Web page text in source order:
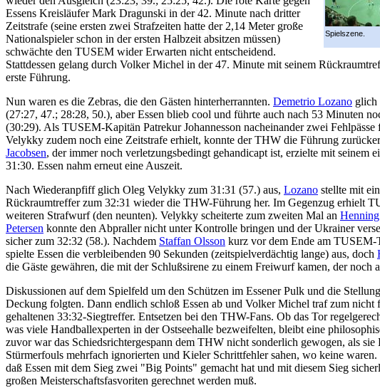
Spielszene.
Essens Kreisläufer Mark Dragunski in der 42. Minute nach dritter
Zeitstrafe (seine ersten zwei Strafzeiten hatte der 2,14 Meter große
Nationalspieler schon in der ersten Halbzeit absitzen müssen)
schwächte den TUSEM wider Erwarten nicht entscheidend.
Stattdessen gelang durch Volker Michel in der 47. Minute mit seinem
erste Führung.
Nun waren es die Zebras, die den Gästen hinterherrannten. Demetrio Lozano glich
(27:27, 47.; 28:28, 50.), aber Essen blieb cool und führte auch nach 53 Minuten
(30:29). Als TUSEM-Kapitän Patrekur Johannesson nacheinander zwei Fehlpässe
Velykky zudem noch eine Zeitstrafe erhielt, konnte der THW die Führung
Jacobsen, der immer noch verletzungsbedingt gehandicapt ist, erzielte mit seinem
31:30. Essen nahm erneut eine Auszeit.
Nach Wiederanpfiff glich Oleg Velykky zum 31:31 (57.) aus, Lozano stellte mit
Rückraumtreffer zum 32:31 wieder die THW-Führung her. Im Gegenzug erhielt
weiteren Strafwurf (den neunten). Velykky scheiterte zum zweiten Mal an
Petersen konnte den Abpraller nicht unter Kontrolle bringen und der Ukrainer
sicher zum 32:32 (58.). Nachdem Staffan Olsson kurz vor dem Ende am TUSEM-
spielte Essen die verbleibenden 90 Sekunden (zeitspielverdächtig lange) aus, doch
die Gäste gewähren, die mit der Schlußsirene zu einem Freiwurf kamen, der noch
Diskussionen auf dem Spielfeld um den Schützen im Essener Pulk und die
Deckung folgten. Dann endlich schloß Essen ab und Volker Michel traf zum nicht
gehaltenen 33:32-Siegtreffer. Entsetzen bei den THW-Fans. Ob das Tor
was viele Handballexperten in der Ostseehalle bezweifelten, bleibt eine
zuvor war das Schiedsrichtergespann dem THW nicht sonderlich gewogen, als sie
Stürmerfouls mehrfach ignorierten und Kieler Schrittfehler sahen, wo keine waren.
daß Essen mit dem Sieg zwei "Big Points" gemacht hat und mit diesem Sieg
großen Meisterschaftsfasvoriten gerechnet werden muß.